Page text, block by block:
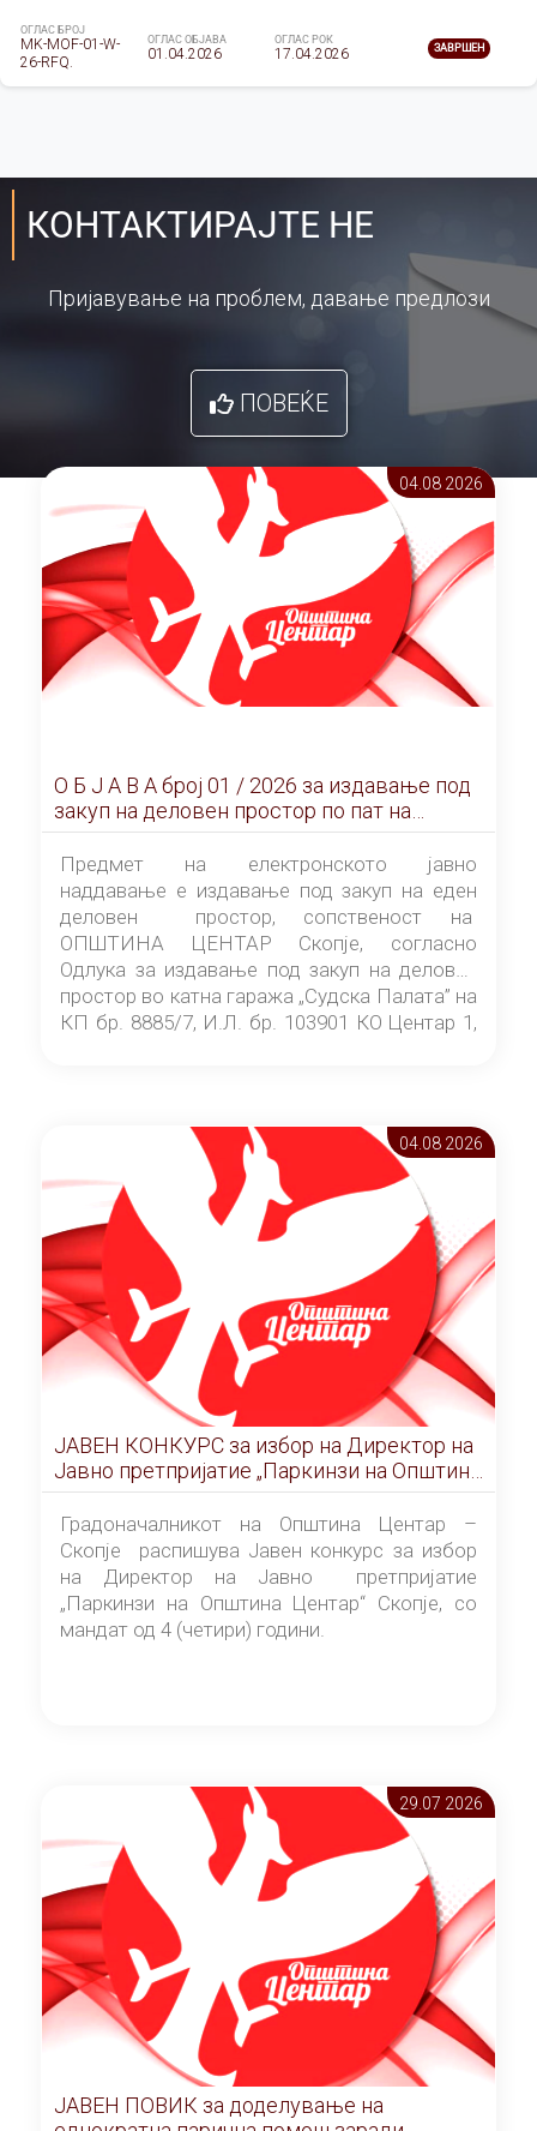
ОГЛАС БРОЈ
MK-MOF-01-W-
26-RFQ.
ОГЛАС ОБЈАВА
01.04.2026
ОГЛАС РОК
17.04.2026 ЗАВРШЕН
КОНТАКТИРАЈТЕ НЕ
Пријавување на проблем, давање предлози
ПОВЕЌЕ
04.08 2026
О Б Ј А В А брoj 01 / 2026 за издавање под
закуп на деловен простор по пат на
ЕЛЕКТРОНСКО ЈАВНО НАДДАВАЊЕ
Предмет на електронското јавно
наддавање е издавање под закуп на еден
деловен простор, сопственост на
ОПШТИНА ЦЕНТАР Скопје, согласно
Одлука за издавање под закуп на деловен
простор во катна гаража „Судска Палата” на
КП бр. 8885/7, И.Л. бр. 103901 КО Центар 1,
Скопје” број 9/2026), за времетраење од 3
(три) години од денот на потпишувањето на
Договорот за закуп со најповолниот
понудувач.
04.08 2026
ЈАВЕН КОНКУРС за избор на Директор на
Јавно претпријатие „Паркинзи на Општина
Центар“ – Скопје
Градоначалникот на Општина Центар –
Скопје распишува Јавен конкурс за избор
на Директор на Јавно претпријатие
„Паркинзи на Општина Центар“ Скопје, со
мандат од 4 (четири) години.
29.07 2026
ЈАВЕН ПОВИК за доделување на